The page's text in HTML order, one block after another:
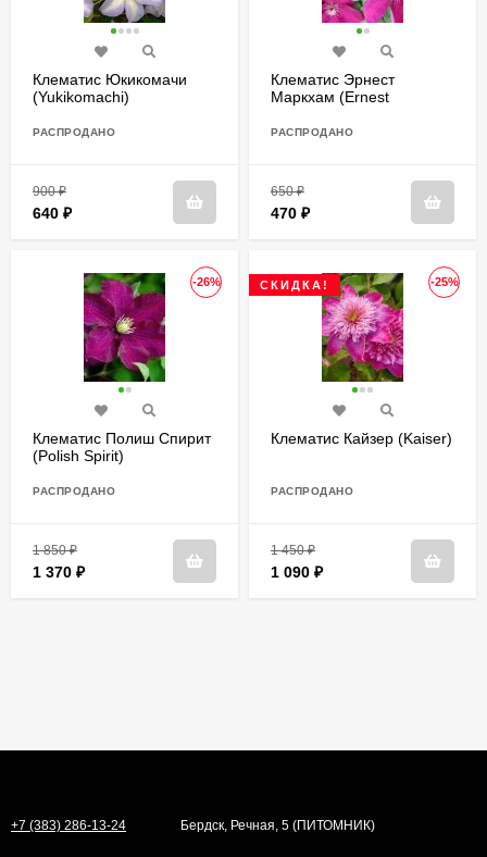
Клематис Юкикомачи
(Yukikomachi)
РАСПРОДАНО
900₽
640 ₽
Клематис Эрнест
Маркхам (Ernest
РАСПРОДАНО
650₽
470 ₽
-26%
Клематис Полиш Спирит
(Polish Spirit)
РАСПРОДАНО
1 850₽
1 370 ₽
-25%
СКИДКА!
Клематис Кайзер (Kaiser)
РАСПРОДАНО
1 450₽
1 090 ₽
+7 (383) 286-13-24 Бердск, Речная, 5 (ПИТОМНИК)